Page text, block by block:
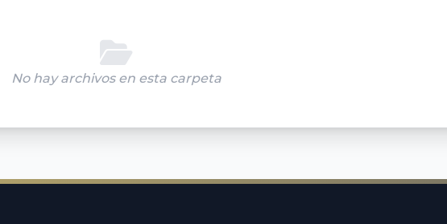
No hay archivos en esta carpeta